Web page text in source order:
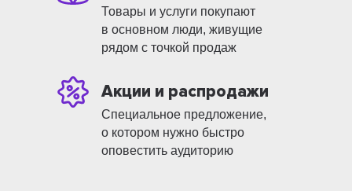
Товары и услуги покупают
в основном люди, живущие
рядом с точкой продаж
Акции и распродажи
Специальное предложение,
о котором нужно быстро
оповестить аудиторию